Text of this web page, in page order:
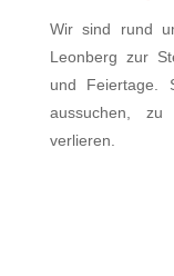
Wir sind rund
Leonberg zur
und Feiertage.
aussuchen,
verlieren.